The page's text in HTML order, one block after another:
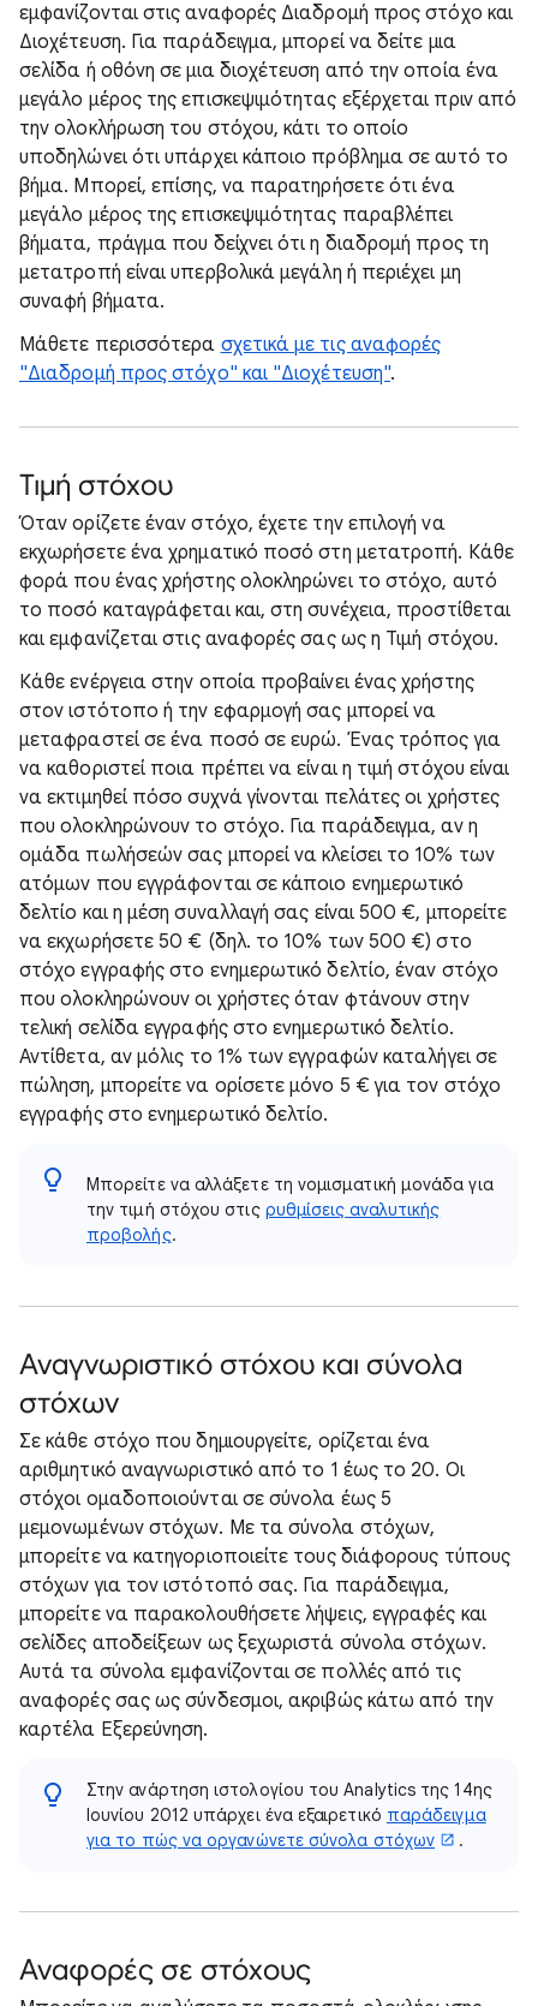
εμφανίζονται στις αναφορές Διαδρομή προς στόχο και
Διοχέτευση. Για παράδειγμα, μπορεί να δείτε μια
σελίδα ή οθόνη σε μια διοχέτευση από την οποία ένα
μεγάλο μέρος της επισκεψιμότητας εξέρχεται πριν από
την ολοκλήρωση του στόχου, κάτι το οποίο
υποδηλώνει ότι υπάρχει κάποιο πρόβλημα σε αυτό το
βήμα. Μπορεί, επίσης, να παρατηρήσετε ότι ένα
μεγάλο μέρος της επισκεψιμότητας παραβλέπει
βήματα, πράγμα που δείχνει ότι η διαδρομή προς τη
μετατροπή είναι υπερβολικά μεγάλη ή περιέχει μη
συναφή βήματα.
Μάθετε περισσότερα σχετικά με τις αναφορές
"Διαδρομή προς στόχο" και "Διοχέτευση".
Τιμή στόχου
Όταν ορίζετε έναν στόχο, έχετε την επιλογή να
εκχωρήσετε ένα χρηματικό ποσό στη μετατροπή. Κάθε
φορά που ένας χρήστης ολοκληρώνει το στόχο, αυτό
το ποσό καταγράφεται και, στη συνέχεια, προστίθεται
και εμφανίζεται στις αναφορές σας ως η Τιμή στόχου.
Κάθε ενέργεια στην οποία προβαίνει ένας χρήστης
στον ιστότοπο ή την εφαρμογή σας μπορεί να
μεταφραστεί σε ένα ποσό σε ευρώ. Ένας τρόπος για
να καθοριστεί ποια πρέπει να είναι η τιμή στόχου είναι
να εκτιμηθεί πόσο συχνά γίνονται πελάτες οι χρήστες
που ολοκληρώνουν το στόχο. Για παράδειγμα, αν η
ομάδα πωλήσεών σας μπορεί να κλείσει το 10% των
ατόμων που εγγράφονται σε κάποιο ενημερωτικό
δελτίο και η μέση συναλλαγή σας είναι 500 €, μπορείτε
να εκχωρήσετε 50 € (δηλ. το 10% των 500 €) στο
στόχο εγγραφής στο ενημερωτικό δελτίο, έναν στόχο
που ολοκληρώνουν οι χρήστες όταν φτάνουν στην
τελική σελίδα εγγραφής στο ενημερωτικό δελτίο.
Αντίθετα, αν μόλις το 1% των εγγραφών καταλήγει σε
πώληση, μπορείτε να ορίσετε μόνο 5 € για τον στόχο
εγγραφής στο ενημερωτικό δελτίο.
Μπορείτε να αλλάξετε τη νομισματική μονάδα για
την τιμή στόχου στις ρυθμίσεις αναλυτικής
προβολής.
Αναγνωριστικό στόχου και σύνολα
στόχων
Σε κάθε στόχο που δημιουργείτε, ορίζεται ένα
αριθμητικό αναγνωριστικό από το 1 έως το 20. Οι
στόχοι ομαδοποιούνται σε σύνολα έως 5
μεμονωμένων στόχων. Με τα σύνολα στόχων,
μπορείτε να κατηγοριοποιείτε τους διάφορους τύπους
στόχων για τον ιστότοπό σας. Για παράδειγμα,
μπορείτε να παρακολουθήσετε λήψεις, εγγραφές και
σελίδες αποδείξεων ως ξεχωριστά σύνολα στόχων.
Αυτά τα σύνολα εμφανίζονται σε πολλές από τις
αναφορές σας ως σύνδεσμοι, ακριβώς κάτω από την
καρτέλα Εξερεύνηση.
Στην ανάρτηση ιστολογίου του Analytics της 14ης
Ιουνίου 2012 υπάρχει ένα εξαιρετικό παράδειγμα
για το πώς να οργανώνετε σύνολα στόχων
.
Αναφορές σε στόχους